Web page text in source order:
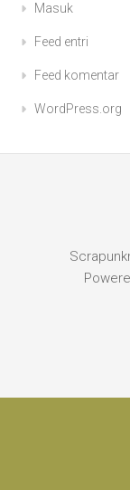
Masuk
Feed entri
Feed komentar
WordPress.org